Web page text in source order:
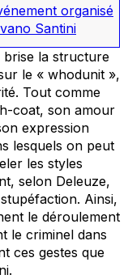
organisé
Santini
brise la structure
le « whodunit »,
Tout comme
coat, son amour
expression
lesquels on peut
les styles
selon Deleuze,
Ainsi,
le déroulement
le criminel dans
ces gestes que